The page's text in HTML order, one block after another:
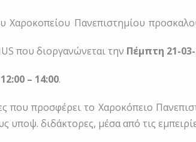
Χαροκοπείου Πανεπιστημίου
που διοργανώνεται την Πέμπτη 21-
12:00 – 14:00.
που προσφέρει το Χαροκόπειο
υποψ. διδάκτορες, μέσα από τις